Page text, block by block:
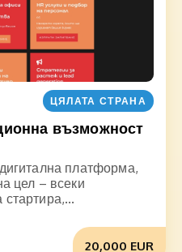
ЦЯЛАТА СТРАНА
възможност
платформа,
цел – всеки
20,000 EUR